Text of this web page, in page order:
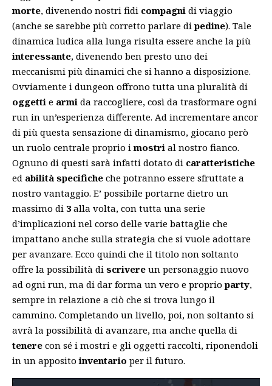
morte, divenendo nostri fidi compagni di viaggio
(anche se sarebbe più corretto parlare dipedine). Tale
dinamica ludica alla lunga risulta essere anche la più
interessante, divenendo ben presto uno dei
meccanismi più dinamici che si hanno a disposizione.
Ovviamente i dungeon offrono tutta una pluralità di
oggetti e armi da raccogliere, così da trasformare ogni
run in un’esperienza differente. Ad incrementare ancor
di più questa sensazione di dinamismo, giocano però
un ruolo centrale proprio imostri al nostro fianco.
Ognuno di questi sarà infatti dotato di caratteristiche
ed abilità specifiche che potranno essere sfruttate a
nostro vantaggio. E’ possibile portarne dietro un
massimo di 3 alla volta, con tutta una serie
d’implicazioni nel corso delle varie battaglie che
impattano anche sulla strategia che si vuole adottare
per avanzare. Ecco quindi che il titolo non soltanto
offre la possibilità di scrivere un personaggio nuovo
ad ogni run, ma di dar forma un vero e proprioparty,
sempre in relazione a ciò che si trova lungo il
cammino. Completando un livello, poi, non soltanto si
avrà la possibilità di avanzare, ma anche quella di
tenere con sé i mostri e gli oggetti raccolti, riponendoli
in un appositoinventario per il futuro.